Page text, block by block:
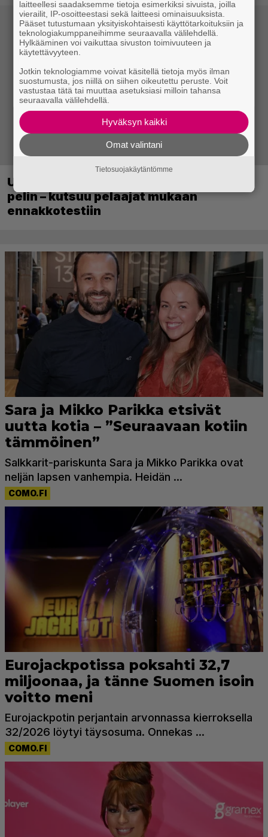
Ubisoft vahvisti uuden Ghost Recon -
pelin – kutsuu pelaajat mukaan
ennakkotestiin
laitteellesi saadaksemme tietoja esimerkiksi sivuista, joilla
vierailit, IP-osoitteestasi sekä laitteesi ominaisuuksista.
Pääset tutustumaan yksityiskohtaisesti käyttötarkoituksiin ja
teknologiakumppaneihimme seuraavalla välilehdellä.
Hylkääminen voi vaikuttaa sivuston toimivuuteen ja
käytettävyyteen.
Jotkin teknologiamme voivat käsitellä tietoja myös ilman
suostumusta, jos niillä on siihen oikeutettu peruste. Voit
vastustaa tätä tai muuttaa asetuksiasi milloin tahansa
seuraavalla välilehdellä.
Hyväksyn kaikki
Omat valintani
Tietosuojakäytäntömme